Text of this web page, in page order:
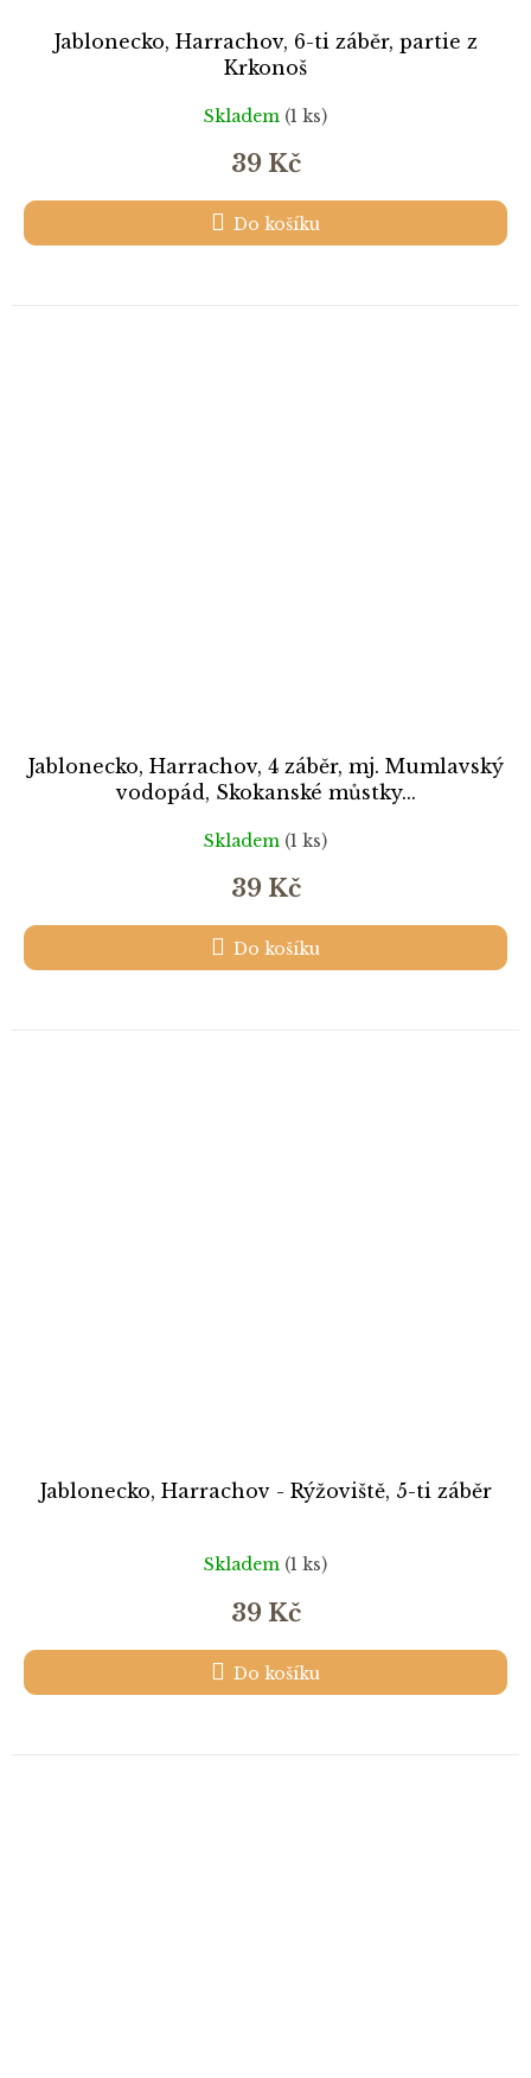
Jablonecko, Harrachov, 6-ti záběr, partie z
Krkonoš
Skladem (1 ks)
39 Kč
Do košíku
Jablonecko, Harrachov, 4 záběr, mj. Mumlavský
vodopád, Skokanské můstky...
Skladem (1 ks)
39 Kč
Do košíku
Jablonecko, Harrachov - Rýžoviště, 5-ti záběr
Skladem (1 ks)
39 Kč
Do košíku